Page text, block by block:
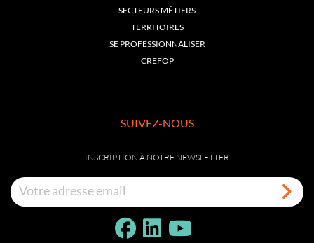
SECTEURS MÉTIERS
TERRITOIRES
SE PROFESSIONNALISER
CREFOP
SUIVEZ-NOUS
INSCRIPTION À NOTRE NEWSLETTER